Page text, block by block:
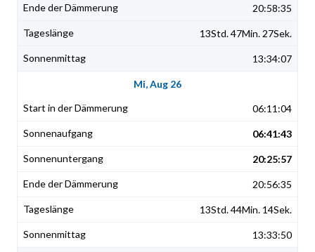
20:58:35
13Std. 47Min. 27Sek.
13:34:07
Mi, Aug 26
06:11:04
06:41:43
20:25:57
20:56:35
13Std. 44Min. 14Sek.
13:33:50